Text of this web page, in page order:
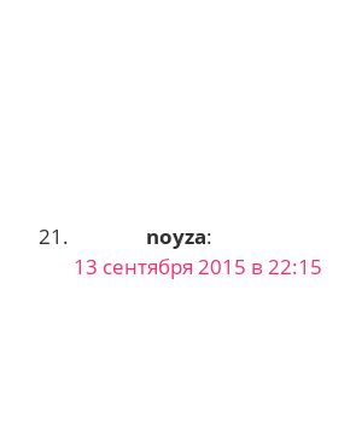
noyza:
13 сентября 2015 в 22:15